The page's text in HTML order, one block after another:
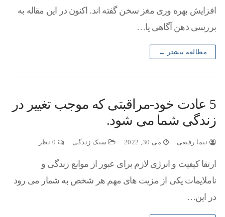
افزایش بهره وری مغز سخن گفته اند. اکنون در این مقاله به
بررسی ذهن آگاهی یا…
مطالعه بیشتر ←
5 عادت خود-مراقبتی که موجب تغییر در
زندگی شما می شود.
نیما رفیعی می 30, 2022 سبک زندگی
ارتقا کیفیت و انرژی لازم برای عبور از موانع زندگی و
ناملایمات یکی از مزیت های مهم هر شخص به شمار می رود
در این…